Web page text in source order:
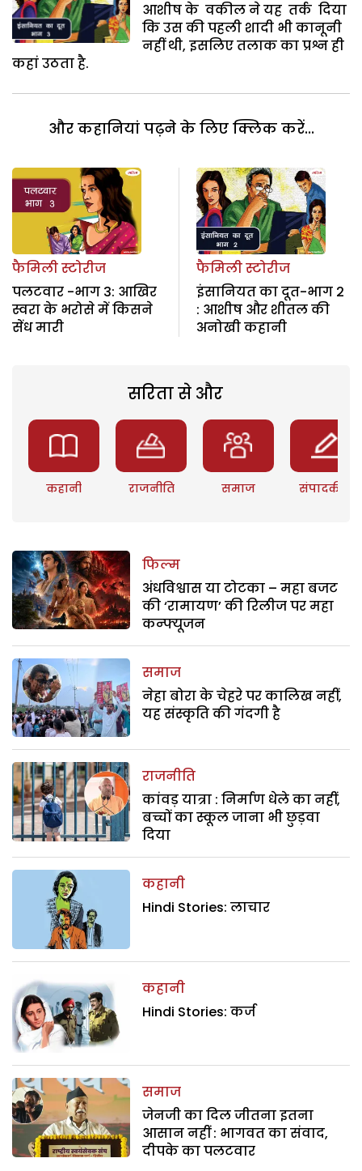
आशीष के वकील ने यह तर्क दिया
कि उस की पहली शादी भी कानूनी
नहीं थी, इसलिए तलाक का प्रश्न ही
कहां उठता है.
और कहानियां पढ़ने के लिए क्लिक करें...
फैमिली स्टोरीज
पलटवार -भाग 3: आखिर
स्वरा के भरोसे में किसने
सेंध मारी
फैमिली स्टोरीज
इंसानियत का दूत-भाग 2
: आशीष और शीतल की
अनोखी कहानी
सरिता से और
कहानी राजनीति समाज संपादकीय
फिल्म
अंधविश्वास या टोटका – महा बजट
की ‘रामायण’ की रिलीज पर महा
कन्फ्यूजन
समाज
नेहा बोरा के चेहरे पर कालिख नहीं,
यह संस्कृति की गंदगी है
राजनीति
कांवड़ यात्रा : निर्माण धेले का नहीं,
बच्चों का स्कूल जाना भी छुड़वा
दिया
कहानी
Hindi Stories: लाचार
कहानी
Hindi Stories: कर्ज
समाज
जेनजी का दिल जीतना इतना
आसान नहीं : भागवत का संवाद,
दीपके का पलटवार